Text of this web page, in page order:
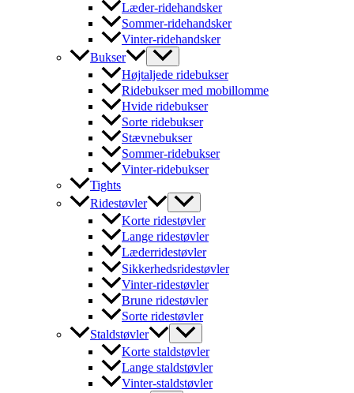
Læder-ridehandsker
Sommer-ridehandsker
Vinter-ridehandsker
Bukser
Højtaljede ridebukser
Ridebukser med mobillomme
Hvide ridebukser
Sorte ridebukser
Stævnebukser
Sommer-ridebukser
Vinter-ridebukser
Tights
Ridestøvler
Korte ridestøvler
Lange ridestøvler
Læderridestøvler
Sikkerhedsridestøvler
Vinter-ridestøvler
Brune ridestøvler
Sorte ridestøvler
Staldstøvler
Korte staldstøvler
Lange staldstøvler
Vinter-staldstøvler